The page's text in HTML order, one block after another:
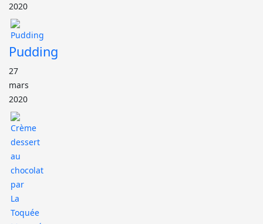
2020
Pudding
27
mars
2020